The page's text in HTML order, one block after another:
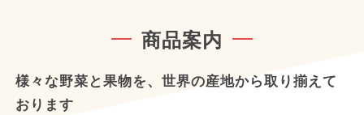
商品案内
様々な野菜と果物を、世界の産地から取り揃えて
おります